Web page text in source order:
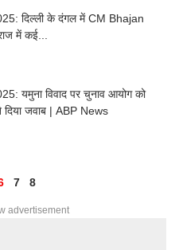
दिल्ली के दंगल में CM Bhajan
में कई...
यमुना विवाद पर चुनाव आयोग को
जवाब | ABP News
7 8
advertisement